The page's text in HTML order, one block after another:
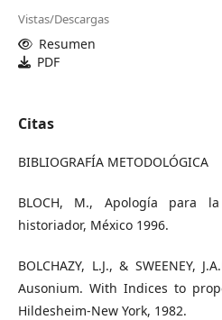
Vistas/Descargas
Resumen
PDF
Citas
BIBLIOGRAFÍA METODOLÓGICA
BLOCH, M., Apología para
historiador, México 1996.
BOLCHAZY, L.J., & SWEENEY,
Ausonium. With Indices to
Hildesheim-New York, 1982.